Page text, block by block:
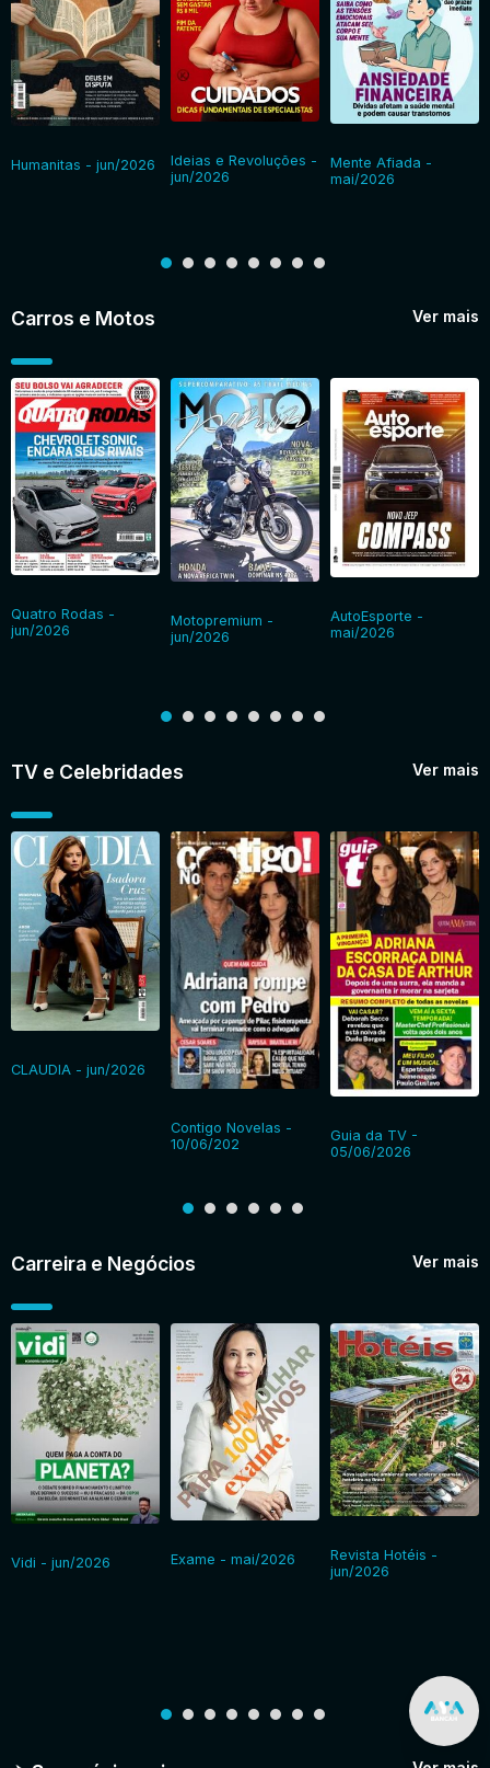
Humanitas - jun/2026
Ideias e Revoluções -
jun/2026
Mente Afiada -
mai/2026
Carros e Motos Ver mais
Quatro Rodas -
jun/2026
Motopremium -
jun/2026
AutoEsporte -
mai/2026
TV e Celebridades Ver mais
CLAUDIA - jun/2026
Contigo Novelas -
10/06/202
Guia da TV -
05/06/2026
Carreira e Negócios Ver mais
Vidi - jun/2026 Exame - mai/2026
Revista Hotéis -
jun/2026